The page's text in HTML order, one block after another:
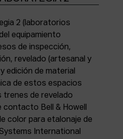
2 (laboratorios
equipamiento
de inspección,
revelado (artesanal y
edición de material
de estos espacios
de revelado
contacto Bell & Howell
color para etalonaje de
International